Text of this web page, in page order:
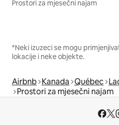
Prostori za mjesečni najam
*Neki izuzeci se mogu
lokacije i neke objekte.
Airbnb Kanada Québec
Prostori za mjesečni najam